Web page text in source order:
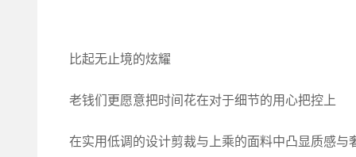
比起无止境的炫耀
老钱们更愿意把时间花在对于细节的用心把控上
在实用低调的设计剪裁与上乘的面料中凸显质感与